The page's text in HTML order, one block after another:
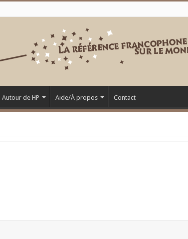
Autour de HP Aide/À propos Contact